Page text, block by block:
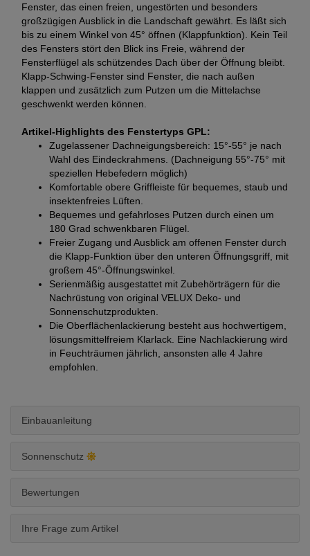
Fenster, das einen freien, ungestörten und besonders
großzügigen Ausblick in die Landschaft gewährt. Es läßt sich
bis zu einem Winkel von 45° öffnen (Klappfunktion). Kein Teil
des Fensters stört den Blick ins Freie, während der
Fensterflügel als schützendes Dach über der Öffnung bleibt.
Klapp-Schwing-Fenster sind Fenster, die nach außen
klappen und zusätzlich zum Putzen um die Mittelachse
geschwenkt werden können.
Artikel-Highlights des Fenstertyps GPL:
Zugelassener Dachneigungsbereich: 15°-55° je nach
Wahl des Eindeckrahmens. (Dachneigung 55°-75° mit
speziellen Hebefedern möglich)
Komfortable obere Griffleiste für bequemes, staub und
insektenfreies Lüften.
Bequemes und gefahrloses Putzen durch einen um
180 Grad schwenkbaren Flügel.
Freier Zugang und Ausblick am offenen Fenster durch
die Klapp-Funktion über den unteren Öffnungsgriff, mit
großem 45°-Öffnungswinkel.
Serienmäßig ausgestattet mit Zubehörträgern für die
Nachrüstung von original VELUX Deko- und
Sonnenschutzprodukten.
Die Oberflächenlackierung besteht aus hochwertigem,
lösungsmittelfreiem Klarlack. Eine Nachlackierung wird
in Feuchträumen jährlich, ansonsten alle 4 Jahre
empfohlen.
Einbauanleitung
Sonnenschutz
Bewertungen
Ihre Frage zum Artikel